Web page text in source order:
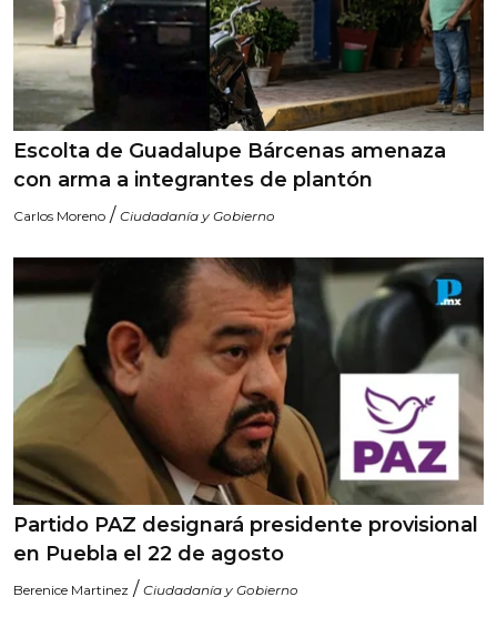
Escolta de Guadalupe Bárcenas amenaza
con arma a integrantes de plantón
Carlos Moreno / Ciudadanía y Gobierno
Partido PAZ designará presidente provisional
en Puebla el 22 de agosto
Berenice Martinez / Ciudadanía y Gobierno